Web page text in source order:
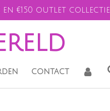
en €150 outlet collectie
contact